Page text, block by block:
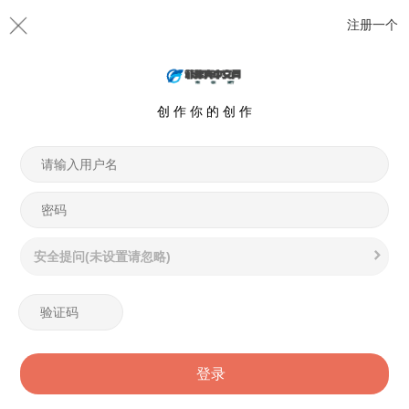
注册一个
创 作 你 的 创 作
安全提问(未设置请忽略)
登录